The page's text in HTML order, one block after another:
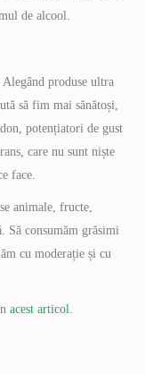
de alcool.
produse ultra
să fim mai sănătoși,
potențiatori de gust
care nu sunt niște
face.
animale, fructe,
Să consumăm grăsimi
cu moderație și cu
acest articol